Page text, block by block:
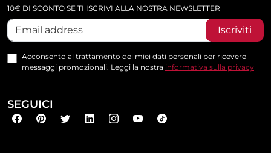
10€ DI SCONTO SE TI ISCRIVI ALLA NOSTRA NEWSLETTER
Iscriviti
Acconsento al trattamento dei miei dati personali per ricevere
messaggi promozionali. Leggi la nostra informativa sulla privacy
SEGUICI